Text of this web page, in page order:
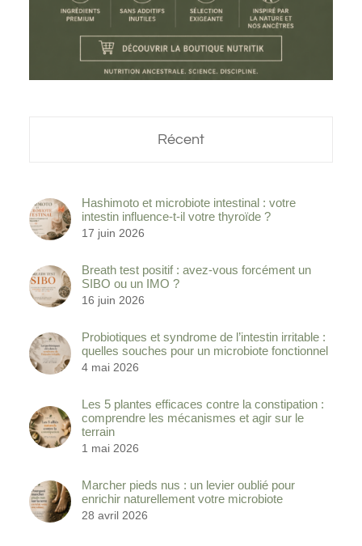
Récent
Hashimoto et microbiote intestinal : votre
intestin influence-t-il votre thyroïde ?
17 juin 2026
Breath test positif : avez-vous forcément un
SIBO ou un IMO ?
16 juin 2026
Probiotiques et syndrome de l’intestin irritable :
quelles souches pour un microbiote fonctionnel
4 mai 2026
Les 5 plantes efficaces contre la constipation :
comprendre les mécanismes et agir sur le
terrain
1 mai 2026
Marcher pieds nus : un levier oublié pour
enrichir naturellement votre microbiote
28 avril 2026